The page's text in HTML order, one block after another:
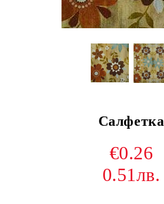
Салфетка
€0.26
0.51лв.